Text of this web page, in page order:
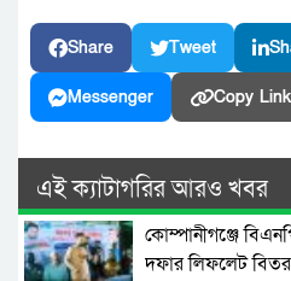
Share Tweet
Messenger Copy Link
এই ক্যাটাগরির আরও খবর
কোম্পানীগঞ্জে
দফার লিফলেট